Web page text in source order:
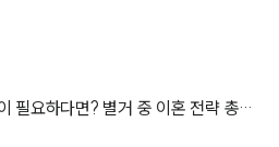
별거이혼 시 빠른 절차 진행이 필요하다면? 별거 중 이혼 전략 총정리